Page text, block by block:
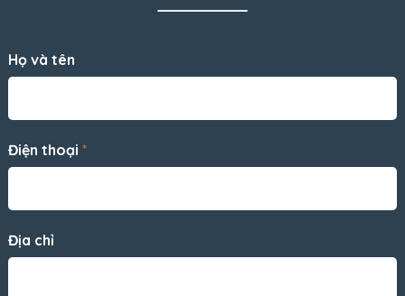
Họ và tên
Điện thoại *
Địa chỉ